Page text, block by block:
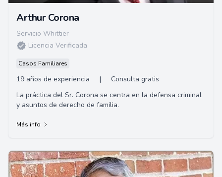
Arthur Corona
Servicio Whittier
Licencia Verificada
Casos Familiares
19 años de experiencia |
Consulta gratis
La práctica del Sr. Corona se centra en la defensa criminal
y asuntos de derecho de familia.
Más info